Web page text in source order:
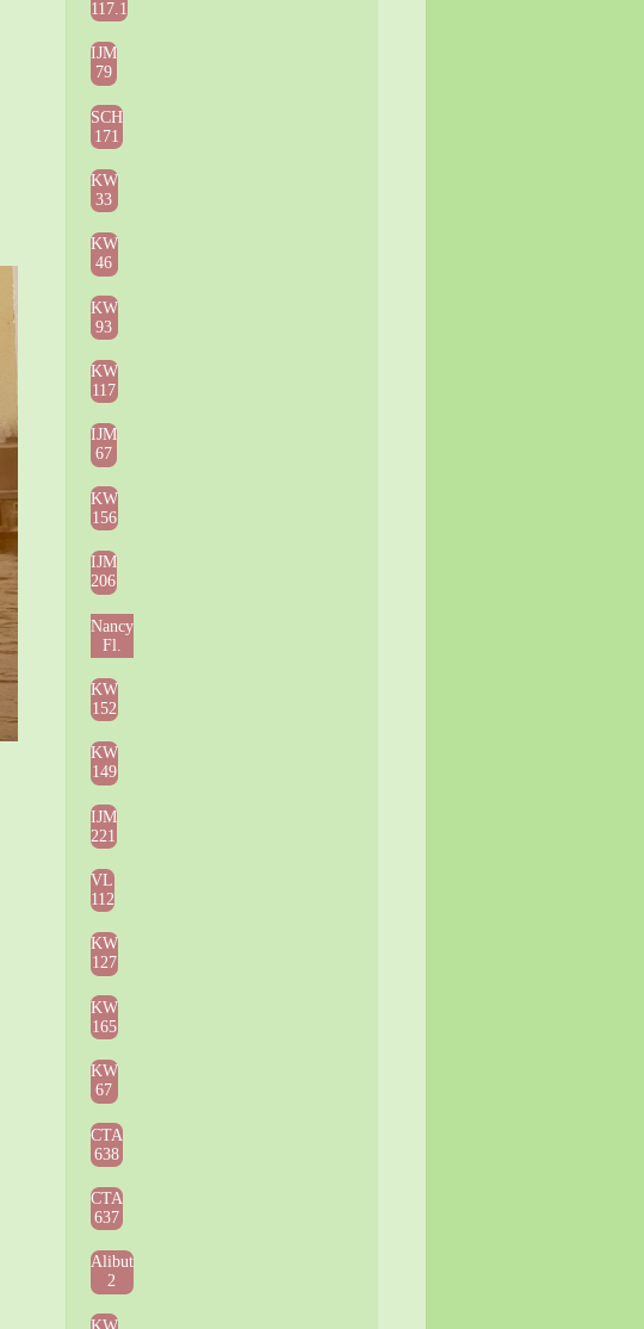
117.1
IJM
79
SCH
171
KW
33
KW
46
KW
93
KW
117
IJM
67
KW
156
IJM
206
Nancy
Fl.
KW
152
KW
149
IJM
221
VL
112
KW
127
KW
165
KW
67
CTA
638
CTA
637
Alibut
2